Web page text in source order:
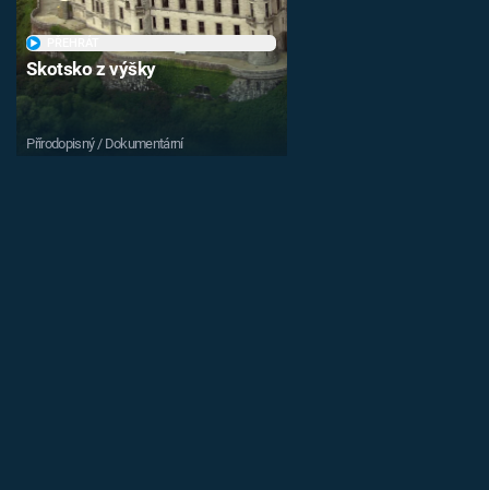
Skotsko z výšky
Přírodopisný / Dokumentární